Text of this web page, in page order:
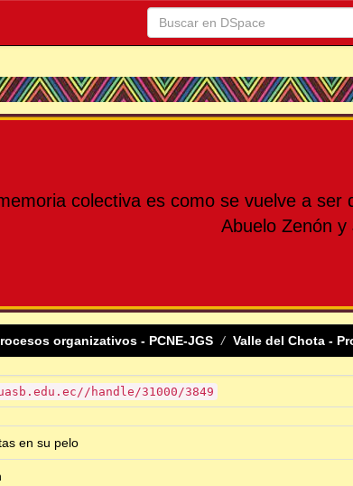
colectiva es como se vuelve a ser
Abuelo Zenón
organizativos - PCNE-JGS Valle del Chota -
handle/31000/3849
en su pelo